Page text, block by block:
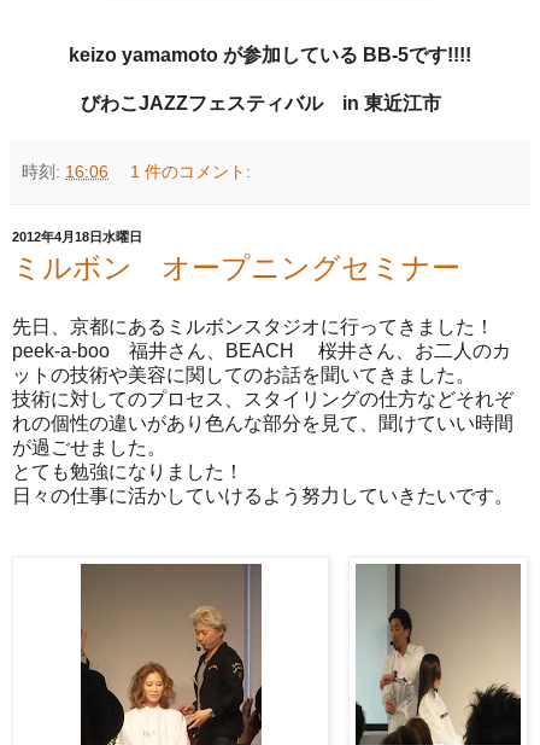
keizo yamamoto が参加している BB-5です!!!!
びわこJAZZフェスティバル in 東近江市
時刻: 16:06 1 件のコメント:
2012年4月18日水曜日
ミルボン オープニングセミナー
先日、京都にあるミルボンスタジオに行ってきました！
peek-a-boo 福井さん、BEACH 桜井さん、お二人のカ
ットの技術や美容に関してのお話を聞いてきました。
技術に対してのプロセス、スタイリングの仕方などそれぞ
れの個性の違いがあり色んな部分を見て、聞けていい時間
が過ごせました。
とても勉強になりました！
日々の仕事に活かしていけるよう努力していきたいです。